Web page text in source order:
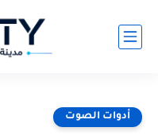
أدوات الصوت